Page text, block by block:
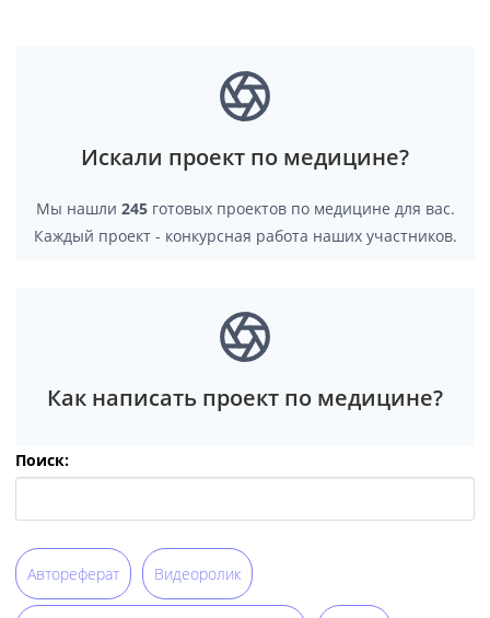
Искали проект по медицине?
Мы нашли 245готовых проектов по медицине для вас.
Каждый проект - конкурсная работа наших участников.
Как написать проект по медицине?
Поиск:
Автореферат Видеоролик